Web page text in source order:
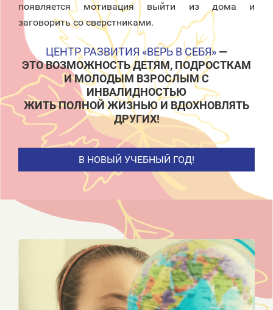
появляется мотивация выйти из дома и
заговорить со сверстниками.
ЦЕНТР РАЗВИТИЯ «ВЕРЬ В СЕБЯ» —
ЭТО ВОЗМОЖНОСТЬ ДЕТЯМ, ПОДРОСТКАМ
И МОЛОДЫМ ВЗРОСЛЫМ С
ИНВАЛИДНОСТЬЮ
ЖИТЬ ПОЛНОЙ ЖИЗНЬЮ И ВДОХНОВЛЯТЬ
ДРУГИХ!
В НОВЫЙ УЧЕБНЫЙ ГОД!